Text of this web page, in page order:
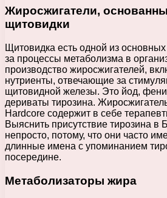
Жиросжигатели,
щитовидки
Щитовидка есть одной из
за процессы метаболизма в
производство жиросжигателей,
нутриенты, отвечающие за
щитовидной железы. Это йод,
дериваты тирозина.
Hardcore содержит в себе
Выяснить присутствие тирозина в
непросто, потому, что они часто
длинные имена с упоминанием
посередине.
Метаболизаторы жира